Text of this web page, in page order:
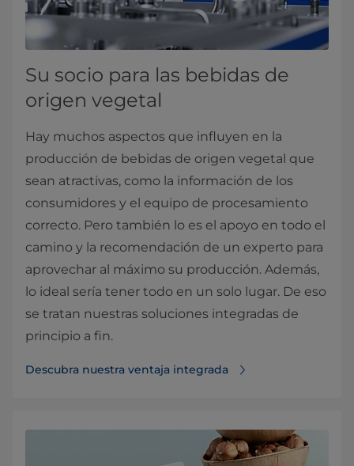
Su socio para las bebidas de
origen vegetal
Hay muchos aspectos que influyen en la
producción de bebidas de origen vegetal que
sean atractivas, como la información de los
consumidores y el equipo de procesamiento
correcto. Pero también lo es el apoyo en todo el
camino y la recomendación de un experto para
aprovechar al máximo su producción. Además,
lo ideal sería tener todo en un solo lugar. De eso
se tratan nuestras soluciones integradas de
principio a fin.
Descubra nuestra ventaja integrada